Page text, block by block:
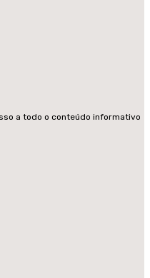
a todo o conteúdo informativo